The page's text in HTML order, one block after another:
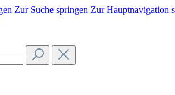
Zur Suche springen Zur Hauptnavigation